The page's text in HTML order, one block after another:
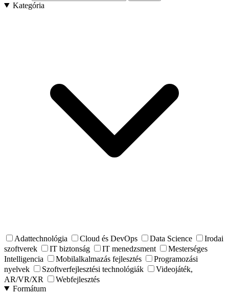
Kategória
Adattechnológia Cloud és DevOps Data Science
Irodai
szoftverek
IT biztonság IT menedzsment
Mesterséges
Intelligencia
Mobilalkalmazás fejlesztés
Programozási
nyelvek
Szoftverfejlesztési technológiák
Videojáték,
AR/VR/XR
Webfejlesztés
Formátum